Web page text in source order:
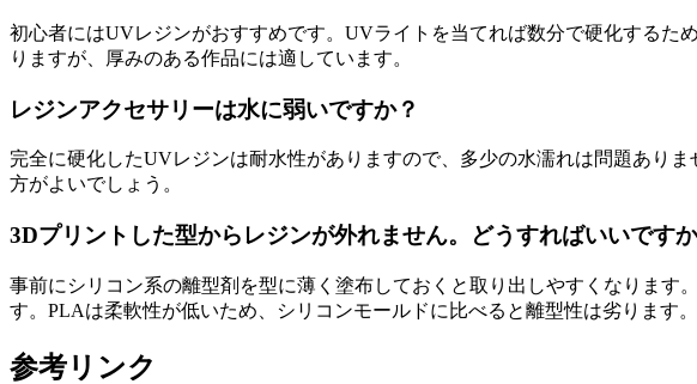
初心者にはUVレジンがおすすめです。UVライトを当てれば数分で硬化するた
りますが、厚みのある作品には適しています。
レジンアクセサリーは水に弱いですか？
完全に硬化したUVレジンは耐水性がありますので、多少の水濡れは問題あり
方がよいでしょう。
3Dプリントした型からレジンが外れません。どうすればいいです
事前にシリコン系の離型剤を型に薄く塗布しておくと取り出しやすくなります
す。PLAは柔軟性が低いため、シリコンモールドに比べると離型性は劣ります。
参考リンク